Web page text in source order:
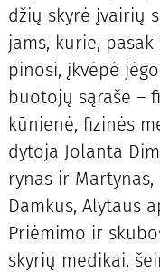
džių sky­rė įvai­rių
jams, ku­rie,
pi­no­si, įkvė­pė
buo­to­jų są­ra­še –
kū­nie­nė, fi­zi­nės
dy­to­ja Jo­lan­ta
ry­nas ir
Dam­kus, Alytaus
Priėmimo ir
skyrių medikai,